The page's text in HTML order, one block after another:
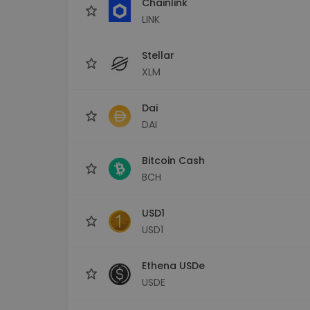
LINK
Stellar
XLM
Dai
DAI
Bitcoin Cash
BCH
USD1
USD1
Ethena USDe
USDE